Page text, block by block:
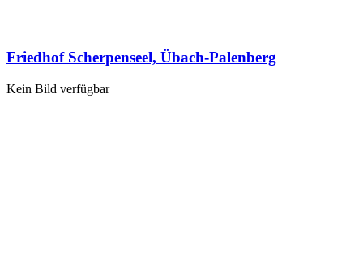
Friedhof Scherpenseel, Übach-Palenberg
Kein Bild verfügbar